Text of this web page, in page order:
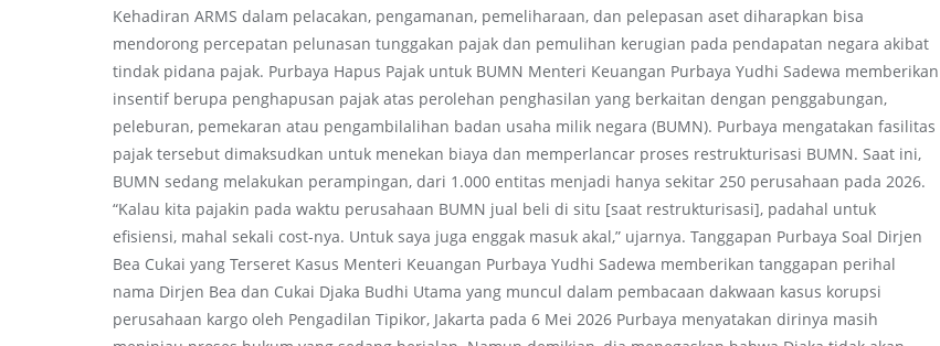
Kehadiran ARMS dalam pelacakan, pengamanan, pemeliharaan, dan pelepasan aset diharapkan bisa
mendorong percepatan pelunasan tunggakan pajak dan pemulihan kerugian pada pendapatan negara akibat
tindak pidana pajak. Purbaya Hapus Pajak untuk BUMN Menteri Keuangan Purbaya Yudhi Sadewa memberikan
insentif berupa penghapusan pajak atas perolehan penghasilan yang berkaitan dengan penggabungan,
peleburan, pemekaran atau pengambilalihan badan usaha milik negara (BUMN). Purbaya mengatakan fasilitas
pajak tersebut dimaksudkan untuk menekan biaya dan memperlancar proses restrukturisasi BUMN. Saat ini,
BUMN sedang melakukan perampingan, dari 1.000 entitas menjadi hanya sekitar 250 perusahaan pada 2026.
“Kalau kita pajakin pada waktu perusahaan BUMN jual beli di situ [saat restrukturisasi], padahal untuk
efisiensi, mahal sekali cost-nya. Untuk saya juga enggak masuk akal,” ujarnya. Tanggapan Purbaya Soal Dirjen
Bea Cukai yang Terseret Kasus Menteri Keuangan Purbaya Yudhi Sadewa memberikan tanggapan perihal
nama Dirjen Bea dan Cukai Djaka Budhi Utama yang muncul dalam pembacaan dakwaan kasus korupsi
perusahaan kargo oleh Pengadilan Tipikor, Jakarta pada 6 Mei 2026 Purbaya menyatakan dirinya masih